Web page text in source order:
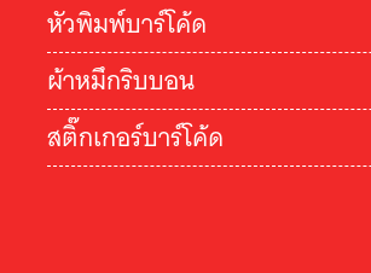
หัวพิมพ์บาร์โค้ด
ผ้าหมึกริบบอน
สติ๊กเกอร์บาร์โค้ด